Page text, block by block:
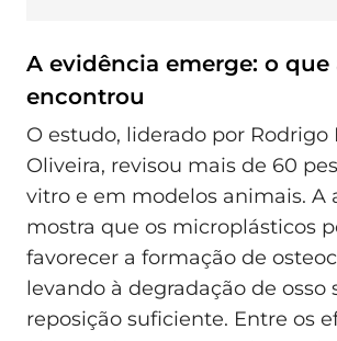
A evidência emerge: o que
encontrou
O estudo, liderado por Rodrigo
Oliveira, revisou mais de 60
vitro e em modelos animais. A
mostra que os microplásticos
favorecer a formação de
levando à degradação de osso
reposição suficiente. Entre os